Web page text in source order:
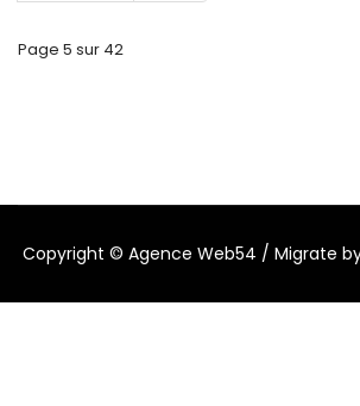
Page 5 sur 42
Copyright © Agence Web54 / Migrate